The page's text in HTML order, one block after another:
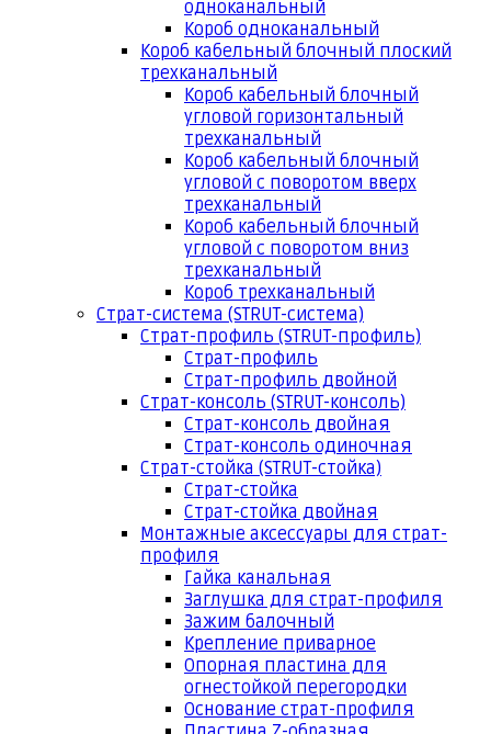
одноканальный
Короб одноканальный
Короб кабельный блочный плоский
трехканальный
Короб кабельный блочный
угловой горизонтальный
трехканальный
Короб кабельный блочный
угловой с поворотом вверх
трехканальный
Короб кабельный блочный
угловой с поворотом вниз
трехканальный
Короб трехканальный
Страт-система (STRUT-система)
Страт-профиль (STRUT-профиль)
Страт-профиль
Страт-профиль двойной
Страт-консоль (STRUT-консоль)
Страт-консоль двойная
Страт-консоль одиночная
Страт-стойка (STRUT-стойка)
Страт-стойка
Страт-стойка двойная
Монтажные аксессуары для страт-
профиля
Гайка канальная
Заглушка для страт-профиля
Зажим балочный
Крепление приварное
Опорная пластина для
огнестойкой перегородки
Основание страт-профиля